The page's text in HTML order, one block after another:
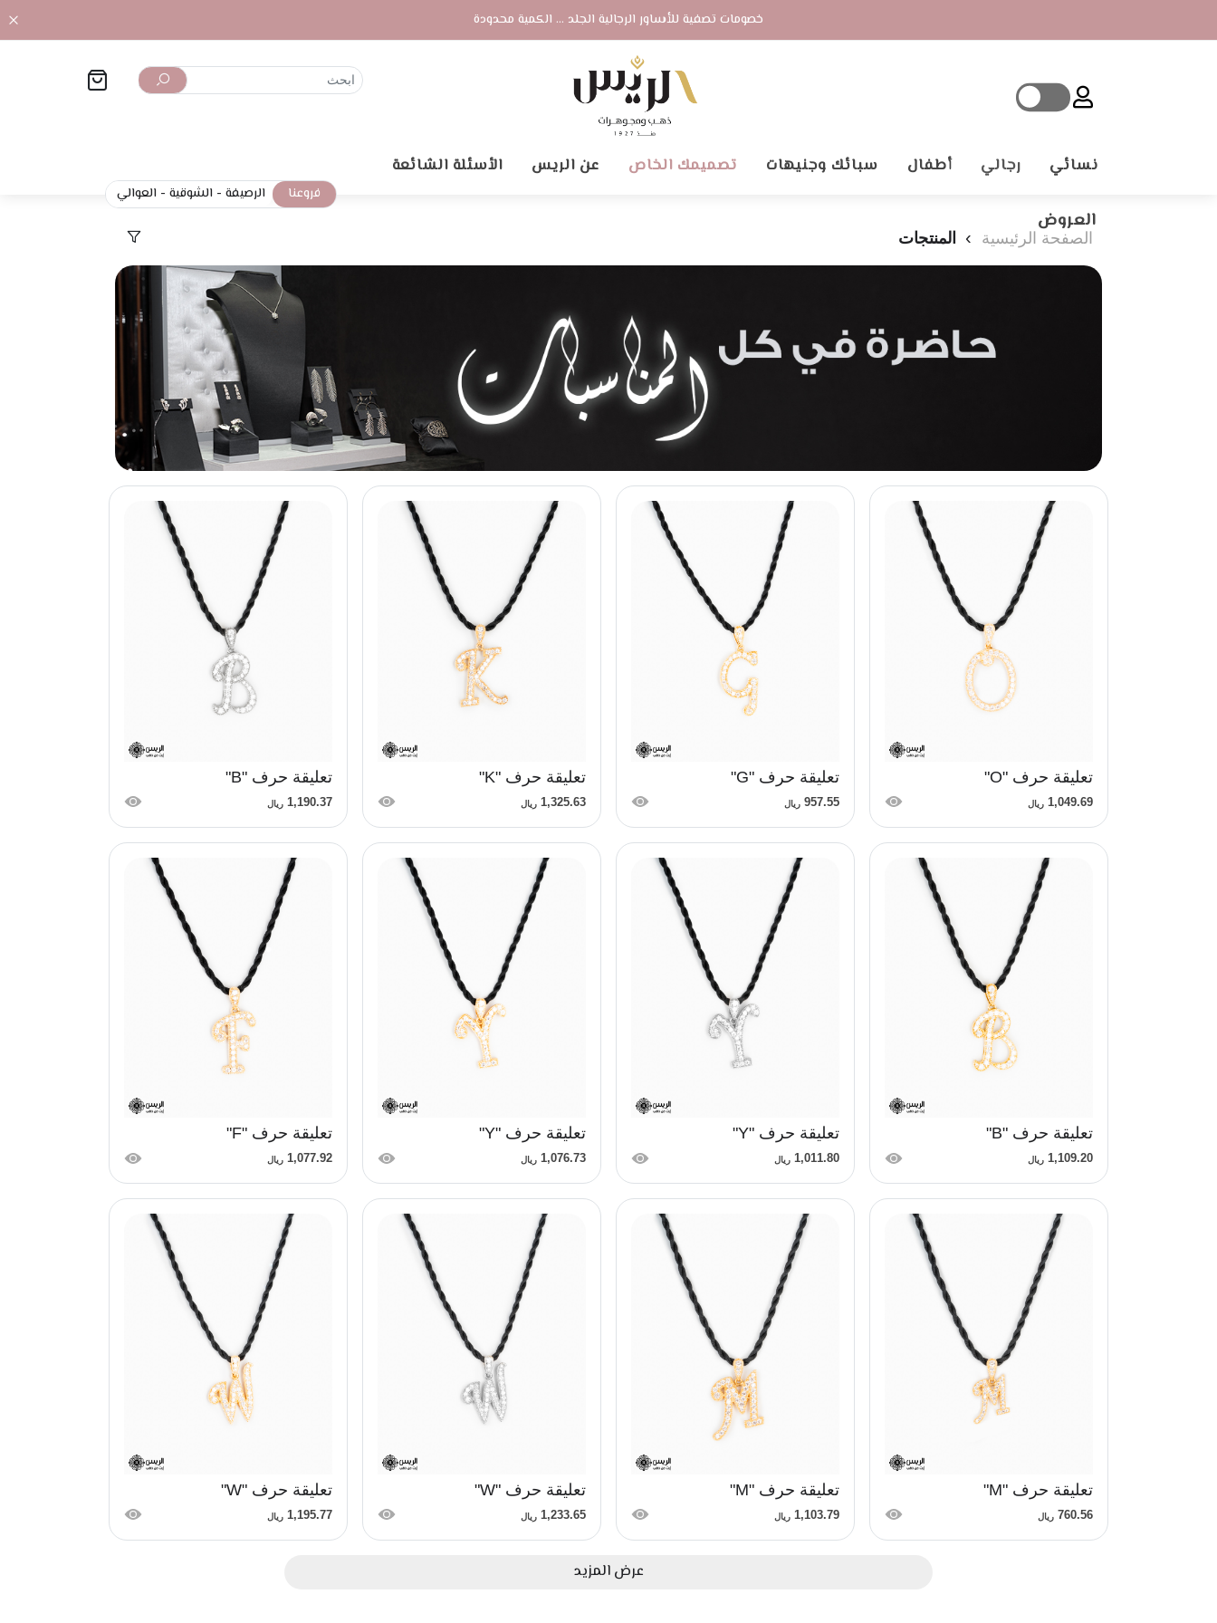
خصومات تصفية للأساور الرجالية الجلد ... الكمية محدودة
نسائي رجالي أطفال سبائك وجنيهات تصميمك الخاص عن الريس الأسئلة الشائعة
العروض
فروعنا الرصيفة - الشوقية - العوالي
×
الصفحة الرئيسية المنتجات
تعليقة حرف "O"
1,049.69 ريال
تعليقة حرف "G"
957.55 ريال
تعليقة حرف "K"
1,325.63 ريال
تعليقة حرف "B"
1,190.37 ريال
تعليقة حرف "B"
1,109.20 ريال
تعليقة حرف "Y"
1,011.80 ريال
تعليقة حرف "Y"
1,076.73 ريال
تعليقة حرف "F"
1,077.92 ريال
تعليقة حرف "M"
760.56 ريال
تعليقة حرف "M"
1,103.79 ريال
تعليقة حرف "W"
1,233.65 ريال
تعليقة حرف "W"
1,195.77 ريال
عرض المزيد